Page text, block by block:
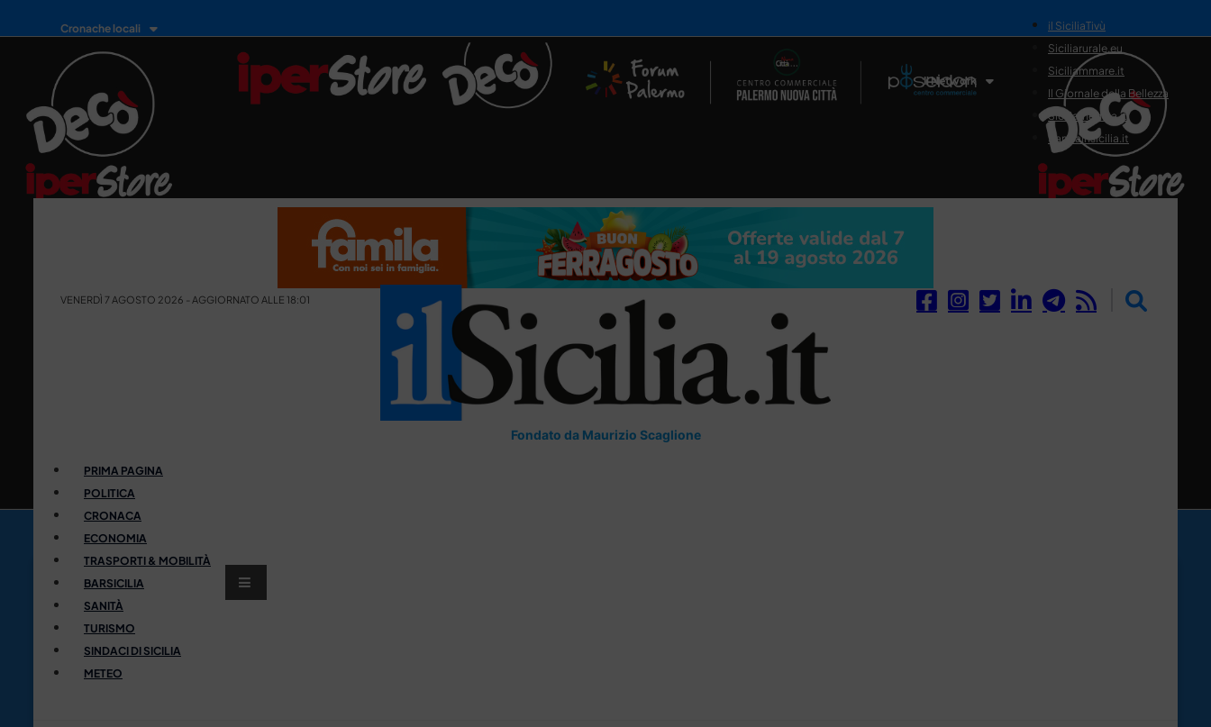
Cronache locali
Il Network
il SiciliaTivù
Siciliarurale.eu
Siciliammare.it
Il Giornale della Bellezza
Siciliamedica.it
Sanitainsicilia.it
VENERDÌ 7 AGOSTO 2026 - AGGIORNATO ALLE 18:01
Fondato da Maurizio Scaglione
PRIMA PAGINA
POLITICA
CRONACA
ECONOMIA
TRASPORTI & MOBILITÀ
BARSICILIA
SANITÀ
TURISMO
SINDACI DI SICILIA
METEO